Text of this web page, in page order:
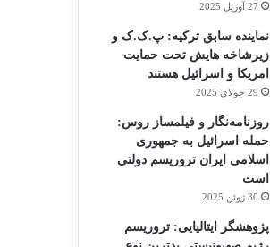
27 آوریل 2025
نماینده سابق ترکیه: پ.ک.ک و
زیرشاخه هایش تحت حمایت
امریکا و اسرائیل هستند
29 جولای 2025
روزنامه‌نگار و فیلمساز روس:
حمله اسرائیل به جمهوری
اسلامی ایران تروریسم دولتی
است
30 ژوئن 2025
پژوهشگر ایتالیایی: تروریسم